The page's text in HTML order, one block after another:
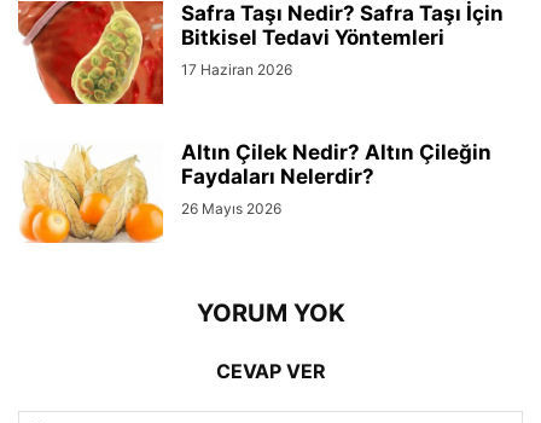
Safra Taşı Nedir? Safra Taşı İçin
Bitkisel Tedavi Yöntemleri
17 Haziran 2026
Altın Çilek Nedir? Altın Çileğin
Faydaları Nelerdir?
26 Mayıs 2026
YORUM YOK
CEVAP VER